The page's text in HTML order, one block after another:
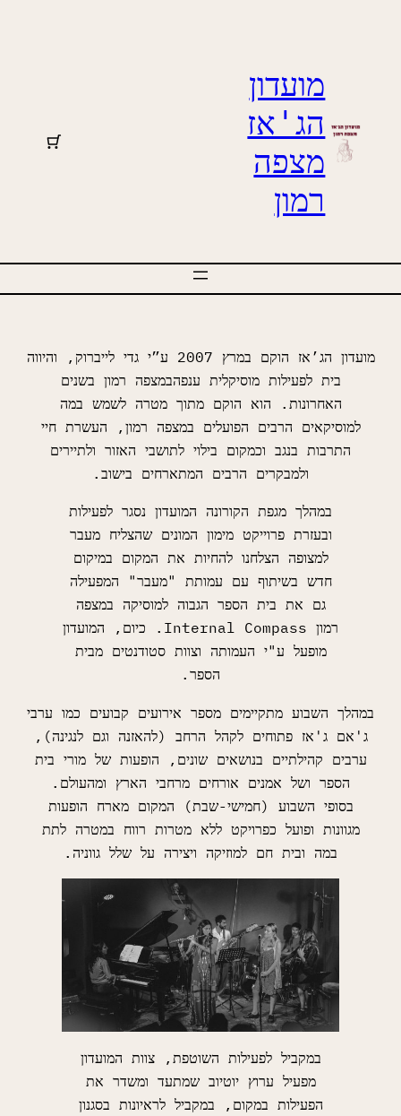
מועדון
הג'אז
מצפה
רמון
מועדון הג’אז הוקם במרץ 7002 ע”י גדי לייברוק, והיווה
בית לפעילות מוסיקלית ענפהבמצפה רמון בשנים
האחרונות. הוא הוקם מתוך מטרה לשמש במה
למוסיקאים הרבים הפועלים במצפה רמון, העשרת חיי
התרבות בנגב וכמקום בילוי לתושבי האזור ולתיירים
ולמבקרים הרבים המתארחים בישוב.
במהלך מגפת הקורונה המועדון נסגר לפעילות
ובעזרת פרוייקט מימון המונים שהצליח מעבר
למצופה הצלחנו להחיות את המקום במיקום
חדש בשיתוף עם עמותת "מעבר" המפעילה
גם את בית הספר הגבוה למוסיקה במצפה
רמון ssapmoC lanretnI. כיום, המועדון
מופעל ע"י העמותה וצוות סטודנטים מבית
הספר.
במהלך השבוע מתקיימים מספר אירועים קבועים כמו ערבי
ג'אם ג'אז פתוחים לקהל הרחב (להאזנה וגם לנגינה),
ערבים קהילתיים בנושאים שונים, הופעות של מורי בית
הספר ושל אמנים אורחים מרחבי הארץ ומהעולם.
בסופי השבוע (חמישי-שבת) המקום מארח הופעות
מגוונות ופועל כפרויקט ללא מטרות רווח במטרה לתת
במה ובית חם למוזיקה ויצירה על שלל גווניה.
במקביל לפעילות השוטפת, צוות המועדון
מפעיל ערוץ יוטיוב שמתעד ומשדר את
הפעילות במקום , במקביל לראיונות בסגנון